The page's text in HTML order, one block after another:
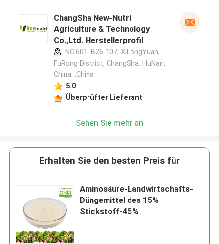
ChangSha New-Nutri
Agriculture & Technology
Co.,Ltd. Herstellerprofil
NO.601, B26-107, XiLongYuan,
FuRong District, ChangSha, HuNan,
China. ,China
5.0
Überprüfter Lieferant
Sehen Sie mehr an
Erhalten Sie den besten Preis für
Aminosäure-Landwirtschafts-
Düngemittel des 15%
Stickstoff-45%